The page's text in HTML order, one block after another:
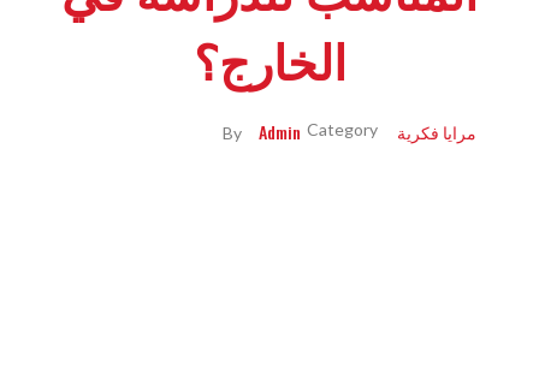
الخارج؟
By Admin مرايا فكرية